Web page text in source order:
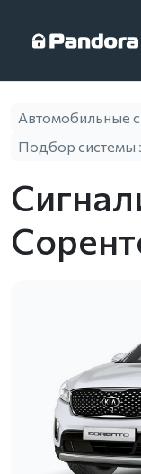
Автомобильные
Подбор системы